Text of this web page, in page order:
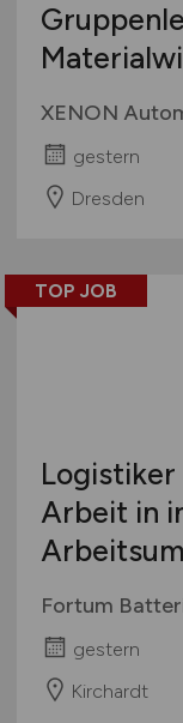
XENON
gestern
Dresden
TOP JOB
Logistiker
Arbeit in
Fortum
gestern
Kirchardt